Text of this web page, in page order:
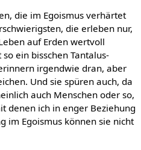
die im Egoismus verhärtet
die erleben nur,
auf Erden wertvoll
ein bisschen Tantalus-
irgendwie dran, aber
Und sie spüren auch, da
auch Menschen oder so,
denen ich in enger Beziehung
im Egoismus können sie nicht